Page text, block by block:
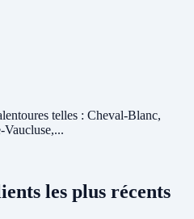
telles : Cheval-Blanc,
Vaucluse,...
les plus récents